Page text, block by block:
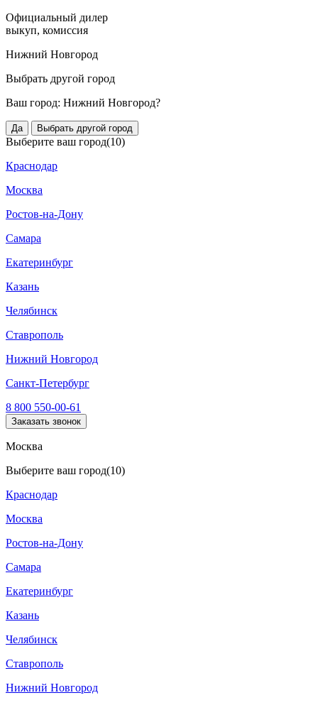
Официальный дилер
выкуп, комиссия
Нижний Новгород
Выбрать другой город
Ваш город: Нижний Новгород?
Да Выбрать другой город
Выберите ваш город(10)
Краснодар
Москва
Ростов-на-Дону
Самара
Екатеринбург
Казань
Челябинск
Ставрополь
Нижний Новгород
Санкт-Петербург
8 800 550-00-61
Заказать звонок
Москва
Выберите ваш город(10)
Краснодар
Москва
Ростов-на-Дону
Самара
Екатеринбург
Казань
Челябинск
Ставрополь
Нижний Новгород